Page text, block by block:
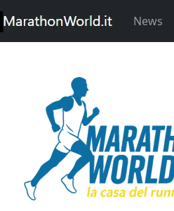
News